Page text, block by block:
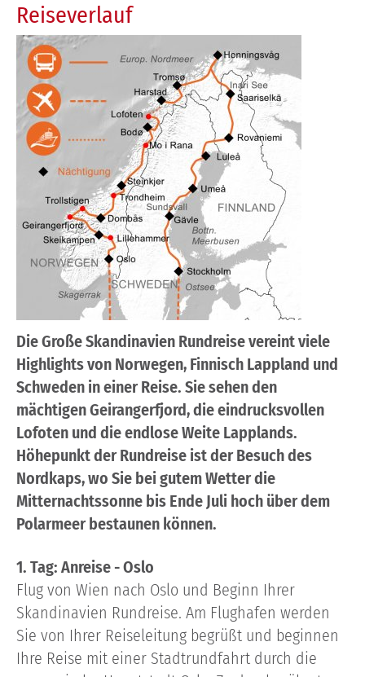
Reiseverlauf
Die Große Skandinavien Rundreise vereint viele
Highlights von Norwegen, Finnisch Lappland und
Schweden in einer Reise. Sie sehen den
mächtigen Geirangerfjord, die eindrucksvollen
Lofoten und die endlose Weite Lapplands.
Höhepunkt der Rundreise ist der Besuch des
Nordkaps, wo Sie bei gutem Wetter die
Mitternachtssonne bis Ende Juli hoch über dem
Polarmeer bestaunen können.
1. Tag: Anreise - Oslo
Flug von Wien nach Oslo und Beginn Ihrer
Skandinavien Rundreise. Am Flughafen werden
Sie von Ihrer Reiseleitung begrüßt und beginnen
Ihre Reise mit einer Stadtrundfahrt durch die